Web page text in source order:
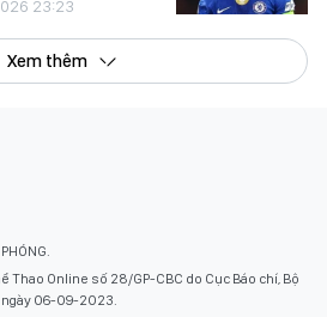
23:23
Xem thêm
Thao Online số 28/GP-CBC do Cục Báo chí, Bộ
06-09-2023.